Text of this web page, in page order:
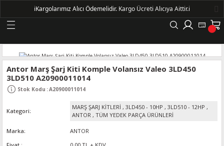
Geri Dön
Antor Marş Şarj Kiti Komple Volansız Valeo 3LD450
3LD510 A20900011014
Stok Kodu :A20900011014
Kategori
MARŞ ŞARJ KİTLERİ , 3LD450 - 10HP , 3LD510 - 12HP ,
ANTOR , TÜM YEDEK PARÇA ÜRÜNLERİ
Marka
ANTOR
ℹ️Kargolarımız Alıcı Ödemelidir. Kargo Ücreti Alıcıya Aittir.ℹ️